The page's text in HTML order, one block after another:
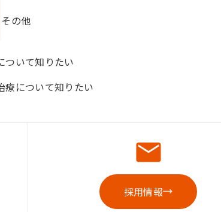
その他
ついて知りたい
療について知りたい
採用情報